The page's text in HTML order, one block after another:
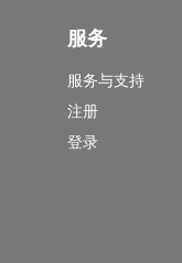
服务
服务与支持
注册
登录